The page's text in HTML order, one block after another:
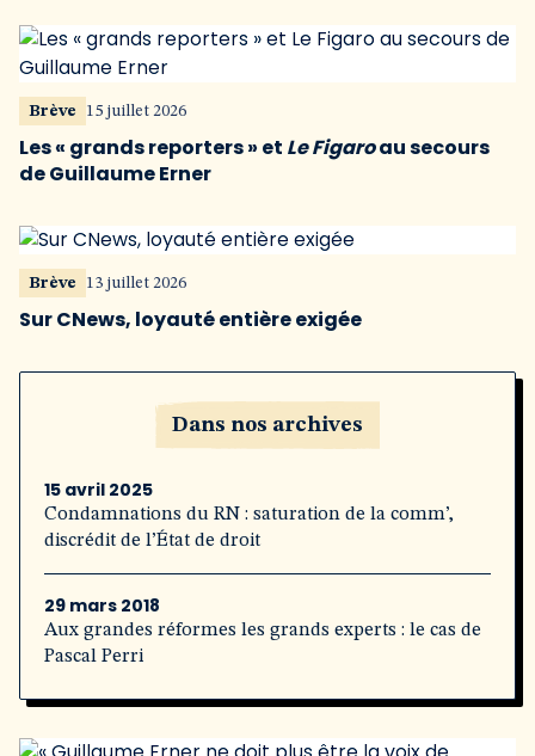
Brève 15 juillet 2026
Les « grands reporters » et Le Figaroau secours
de Guillaume Erner
Brève 13 juillet 2026
Sur CNews, loyauté entière exigée
Dans nos archives
15 avril 2025
Condamnations du RN : saturation de la comm’,
discrédit de l’État de droit
29 mars 2018
Aux grandes réformes les grands experts : le cas de
Pascal Perri